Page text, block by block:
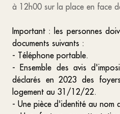
à 12h00 sur la place en face
Important : les personnes
documents suivants :
- Téléphone portable.
- Ensemble des avis
déclarés en 2023 des
logement au 31/12/22.
- Une pièce d'identité au nom